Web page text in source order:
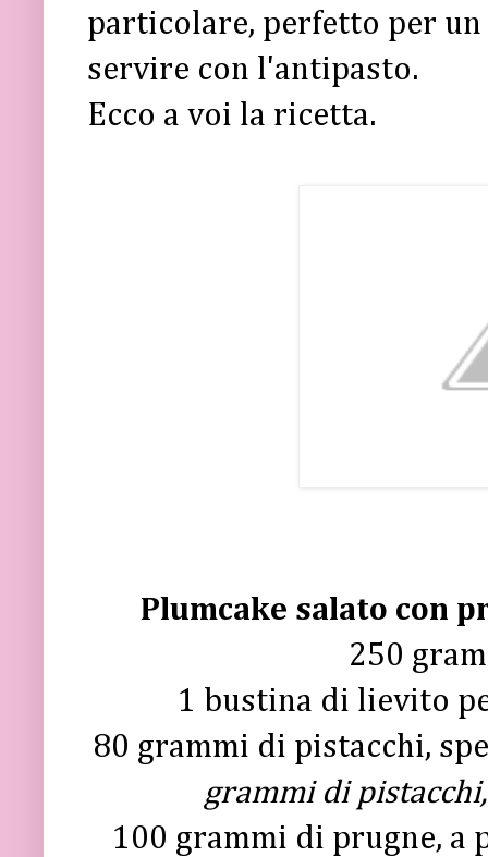
particolare, perfetto per
servire con l'antipasto.
Ecco a voi la ricetta.
Plumcake salato con
250
1 bustina di lievito
80 grammi di pistacchi,
grammi di
100 grammi di prugne, a